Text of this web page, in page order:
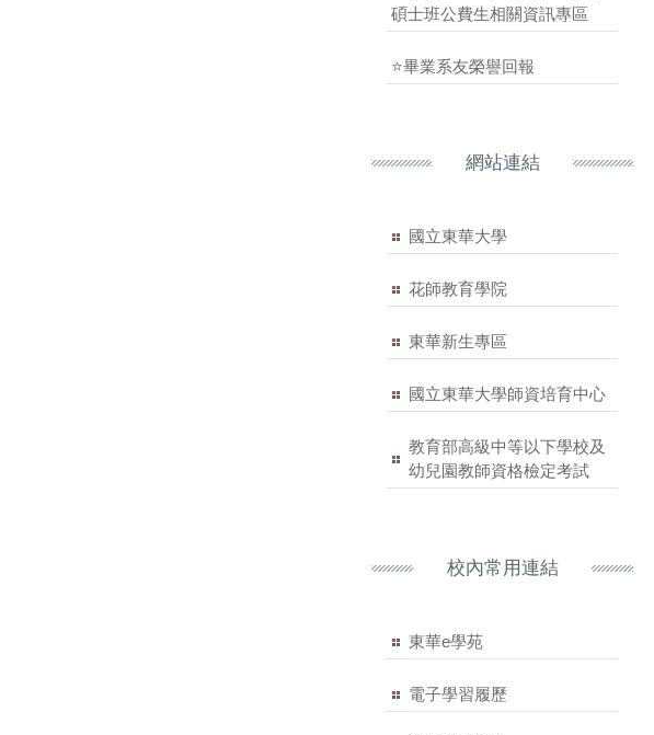
碩士班公費生相關資訊專區
⭐畢業系友榮譽回報
網站連結
國立東華大學
花師教育學院
東華新生專區
國立東華大學師資培育中心
教育部高級中等以下學校及
幼兒園教師資格檢定考試
校內常用連結
東華e學苑
電子學習履歷